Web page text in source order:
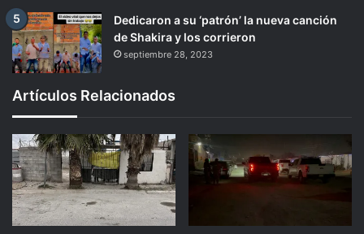
Dedicaron a su ‘patrón’ la nueva canción
de Shakira y los corrieron
septiembre 28, 2023
Artículos Relacionados